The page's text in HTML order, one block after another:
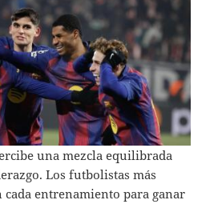
una mezcla equilibrada
Los futbolistas más
cada entrenamiento para ganar